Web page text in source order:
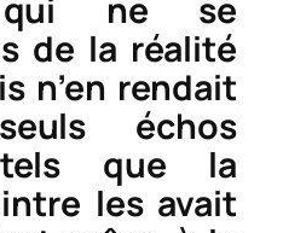
qui ne se
de la réalité
n’en rendait
échos
tels que la
les avait